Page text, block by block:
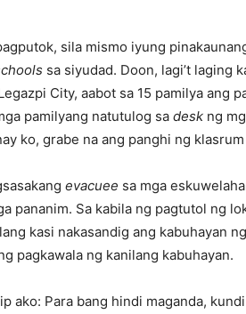
sila mismo iyung
sa siyudad. Doon, lagi’t laging
City, aabot sa 15 pamilya ang
pamilyang natutulog sa desk ng
ko, grabe na ang panghi ng
evacuee sa mga
pananim. Sa kabila ng pagtutol ng
kasi nakasandig ang kabuhayan
pagkawala ng kanilang kabuhayan.
ako: Para bang hindi maganda,